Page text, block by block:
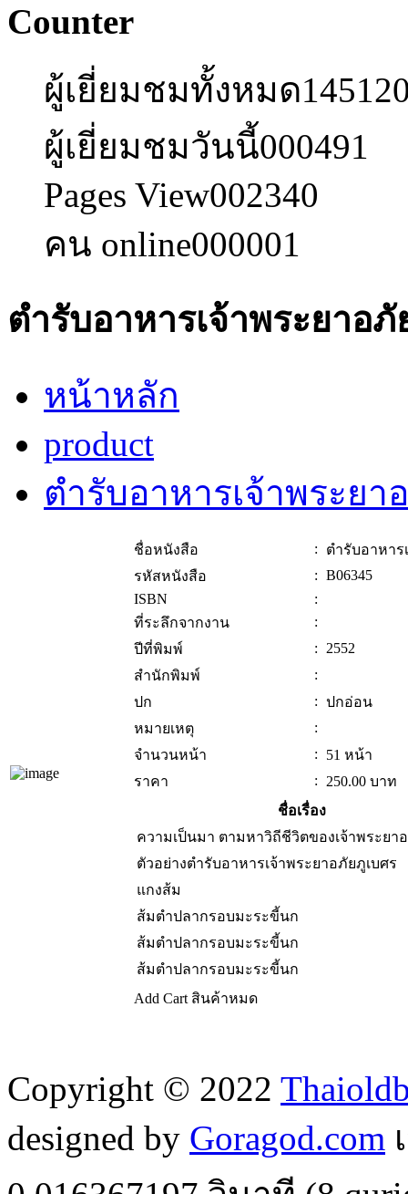
Counter
ผู้เยี่ยมชมทั้งหมด
ผู้เยี่ยมชมวันนี้000491
Pages View002340
คน online000001
ตำรับอาหารเจ้าพระยาอภั
หน้าหลัก
product
ตำรับอาหารเจ้าพระยา
ชื่อหนังสือ :
ตำรับอาหาร
รหัสหนังสือ
: B06345
ISBN
:
ที่ระลึกจากงาน
:
ปีที่พิมพ์
: 2552
สำนักพิมพ์
:
ปก
: ปกอ่อน
หมายเหตุ
:
จำนวนหน้า
:
51 หน้า
ราคา
: 250.00 บาท
ชื่อเรื่อง
ความเป็นมา ตามหาวิถีชีวิตของเจ้าพระยา
ตัวอย่างตำรับอาหารเจ้าพระยาอภัยภูเบศร
แกงส้ม
ส้มตำปลากรอบมะระขี้นก
ส้มตำปลากรอบมะระขี้นก
ส้มตำปลากรอบมะระขี้นก
Add Cart สินค้าหมด
Copyright © 2022
designed by Goragod.com